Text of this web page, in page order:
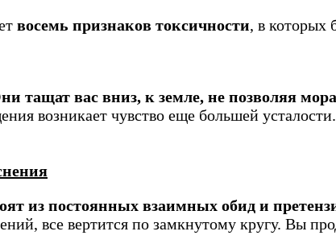
восемь признаков токсичности, в которых
тащат вас вниз, к земле, не позволяя
возникает чувство еще большей
из постоянных взаимных обид и
все вертится по замкнутому кругу. Вы